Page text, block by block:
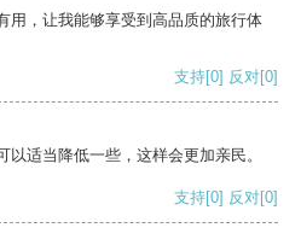
用，让我能够享受到高品质的旅行体
支持[0] 反对[0]
适当降低一些，这样会更加亲民。
支持[0] 反对[0]